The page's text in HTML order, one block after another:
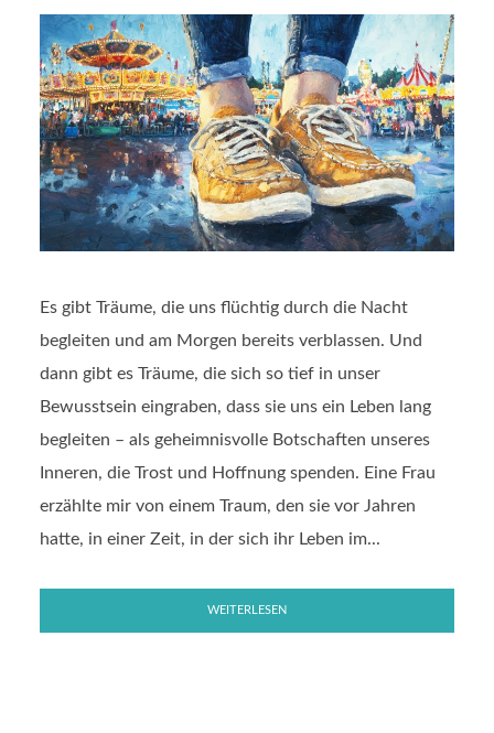
Es gibt Träume, die uns flüchtig durch die Nacht
begleiten und am Morgen bereits verblassen. Und
dann gibt es Träume, die sich so tief in unser
Bewusstsein eingraben, dass sie uns ein Leben lang
begleiten – als geheimnisvolle Botschaften unseres
Inneren, die Trost und Hoffnung spenden. Eine Frau
erzählte mir von einem Traum, den sie vor Jahren
hatte, in einer Zeit, in der sich ihr Leben im...
WEITERLESEN